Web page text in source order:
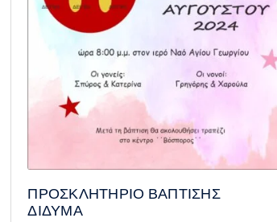
ΠΡΟΣΚΛΗΤΗΡΙΟ ΒΑΠΤΙΣΗΣ
ΔΙΔΥΜΑ